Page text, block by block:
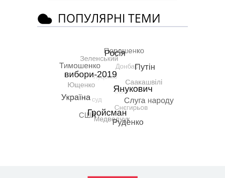
ПОПУЛЯРНІ ТЕМИ